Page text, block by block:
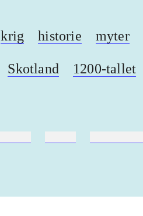
krig historie myter
Skotland 1200-tallet